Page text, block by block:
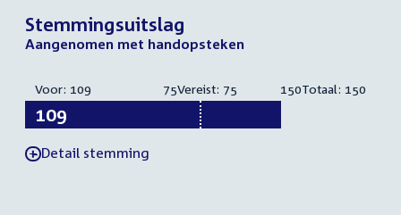
Stemmingsuitslag
Aangenomen met handopsteken
Voor: 109 75Vereist: 75 150Totaal: 150
-Detail stemming